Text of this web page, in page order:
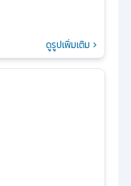
ดูรูปเพิ่มเติม